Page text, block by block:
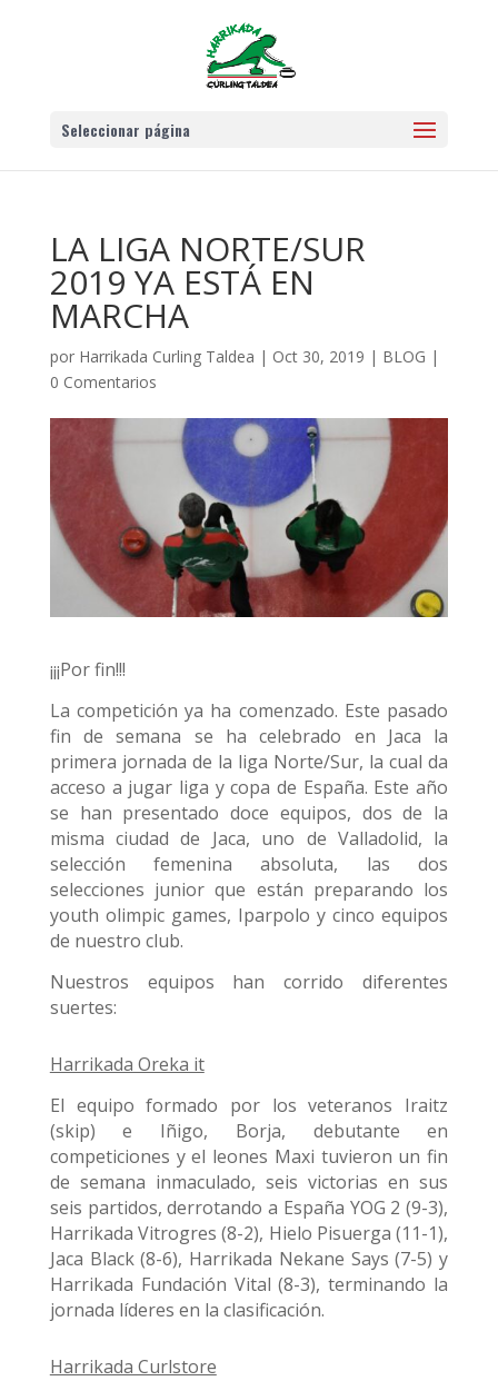
Seleccionar página
LA LIGA NORTE/SUR
2019 YA ESTÁ EN
MARCHA
por Harrikada Curling Taldea | Oct 30, 2019 | BLOG |
0 Comentarios
¡¡¡Por fin!!!
La competición ya ha comenzado. Este pasado
fin de semana se ha celebrado en Jaca la
primera jornada de la liga Norte/Sur, la cual da
acceso a jugar liga y copa de España. Este año
se han presentado doce equipos, dos de la
misma ciudad de Jaca, uno de Valladolid, la
selección femenina absoluta, las dos
selecciones junior que están preparando los
youth olimpic games, Iparpolo y cinco equipos
de nuestro club.
Nuestros equipos han corrido diferentes
suertes:
Harrikada Oreka it
El equipo formado por los veteranos Iraitz
(skip) e Iñigo, Borja, debutante en
competiciones y el leones Maxi tuvieron un fin
de semana inmaculado, seis victorias en sus
seis partidos, derrotando a España YOG 2 (9-3),
Harrikada Vitrogres (8-2), Hielo Pisuerga (11-1),
Jaca Black (8-6), Harrikada Nekane Says (7-5) y
Harrikada Fundación Vital (8-3), terminando la
jornada líderes en la clasificación.
Harrikada Curlstore